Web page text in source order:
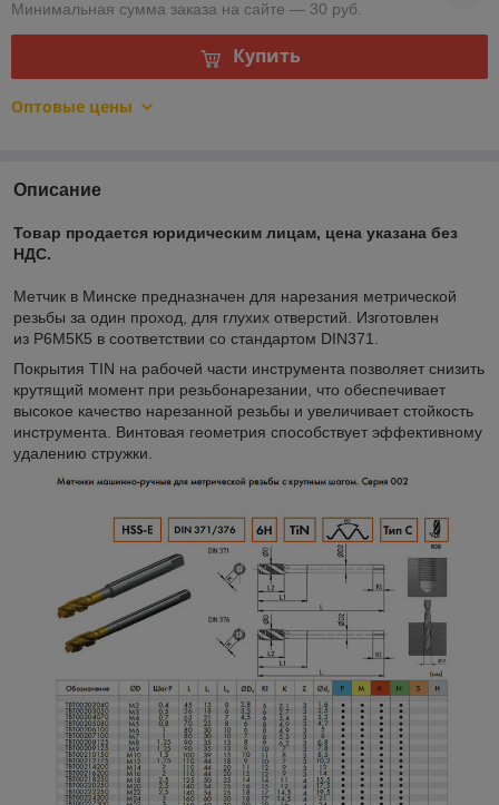
Минимальная сумма заказа на сайте — 30 руб.
Купить
Оптовые цены
Описание
Товар продается юридическим лицам, цена указана без
НДС.
Метчик в Минске предназначен для нарезания метрической
резьбы за один проход, для глухих отверстий. Изготовлен
из Р6М5К5 в соответствии со стандартом DIN371.
Покрытия TIN на рабочей части инструмента позволяет снизить
крутящий момент при резьбонарезании, что обеспечивает
высокое качество нарезанной резьбы и увеличивает стойкость
инструмента. Винтовая геометрия способствует эффективному
удалению стружки.